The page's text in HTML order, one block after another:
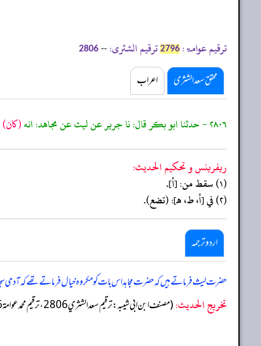
ترقیم عوامۃ: 2796 ترقیم الشثری: --
2806
محقق سعد الشثری اعراب
٢٨٠٦ - حدثنا ابو بكر قال: نا جرير عن ليث عن مجاهد: انه (كان)
ريفرينس و تحكيم الحدیث:
(١) سقط من: [أ].
(٢) في [أ، ط، هـ]: (تضع).
اردو ترجمہ
حضرت لیث فرماتے ہیں کہ حضرت مجاہد اس بات کو مکروہ خیال فرماتے تھے کہ آدمی
تخریج الحدیث:(مصنف ابن ابي شيبه: ترقيم سعد الشثري 2806، ترقيم محمد عوامة 2796)